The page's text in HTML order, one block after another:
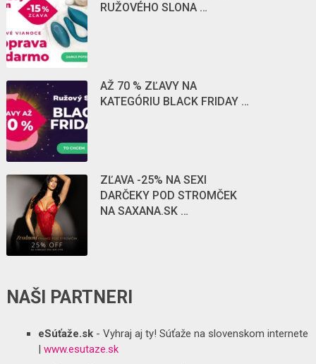
RUŽOVÉHO SLONA …
AŽ 70 % ZĽAVY NA
KATEGÓRIU BLACK FRIDAY …
ZĽAVA -25% NA SEXI
DARČEKY POD STROMČEK
NA SAXANA.SK …
NAŠI PARTNERI
eSúťaže.sk - Vyhraj aj ty! Súťaže na slovenskom internete
|www.esutaze.sk